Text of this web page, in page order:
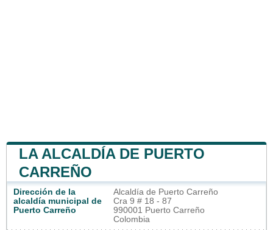
LA ALCALDÍA DE PUERTO
CARREÑO
Dirección de la
alcaldía municipal de
Puerto Carreño
Alcaldía de Puerto Carreño
Cra 9 # 18 - 87
990001 Puerto Carreño
Colombia